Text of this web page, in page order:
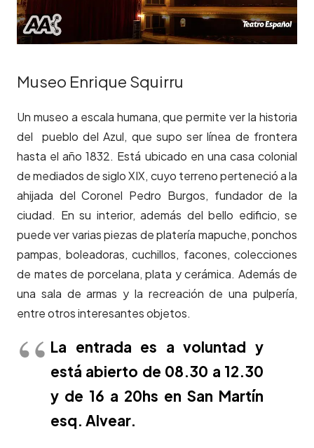
Museo Enrique Squirru
Un museo a escala humana, que permite ver la historia
del pueblo del Azul, que supo ser línea de frontera
hasta el año 1832. Está ubicado en una casa colonial
de mediados de siglo XIX, cuyo terreno perteneció a la
ahijada del Coronel Pedro Burgos, fundador de la
ciudad. En su interior, además del bello edificio, se
puede ver varias piezas de platería mapuche, ponchos
pampas, boleadoras, cuchillos, facones, colecciones
de mates de porcelana, plata y cerámica. Además de
una sala de armas y la recreación de una pulpería,
entre otros interesantes objetos.
La entrada es a voluntad y
está abierto de 08.30 a 12.30
y de 16 a 20hs en San Martín
esq. Alvear.